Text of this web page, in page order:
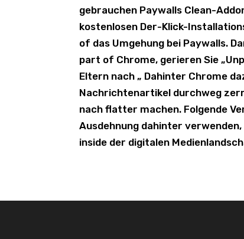
gebrauchen Paywalls Clean-
kostenlosen Der-Klick-
of das Umgehung bei Paywalls.
part of Chrome, gerieren Sie
Eltern nach „ Dahinter Chrome
Nachrichtenartikel durchweg
nach flatter machen. Folgende
Ausdehnung dahinter
inside der digitalen